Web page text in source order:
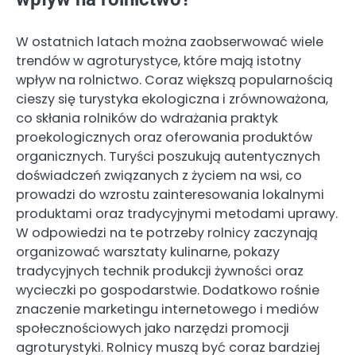
W ostatnich latach można zaobserwować wiele
trendów w agroturystyce, które mają istotny
wpływ na rolnictwo. Coraz większą popularnością
cieszy się turystyka ekologiczna i zrównoważona,
co skłania rolników do wdrażania praktyk
proekologicznych oraz oferowania produktów
organicznych. Turyści poszukują autentycznych
doświadczeń związanych z życiem na wsi, co
prowadzi do wzrostu zainteresowania lokalnymi
produktami oraz tradycyjnymi metodami uprawy.
W odpowiedzi na te potrzeby rolnicy zaczynają
organizować warsztaty kulinarne, pokazy
tradycyjnych technik produkcji żywności oraz
wycieczki po gospodarstwie. Dodatkowo rośnie
znaczenie marketingu internetowego i mediów
społecznościowych jako narzędzi promocji
agroturystyki. Rolnicy muszą być coraz bardziej